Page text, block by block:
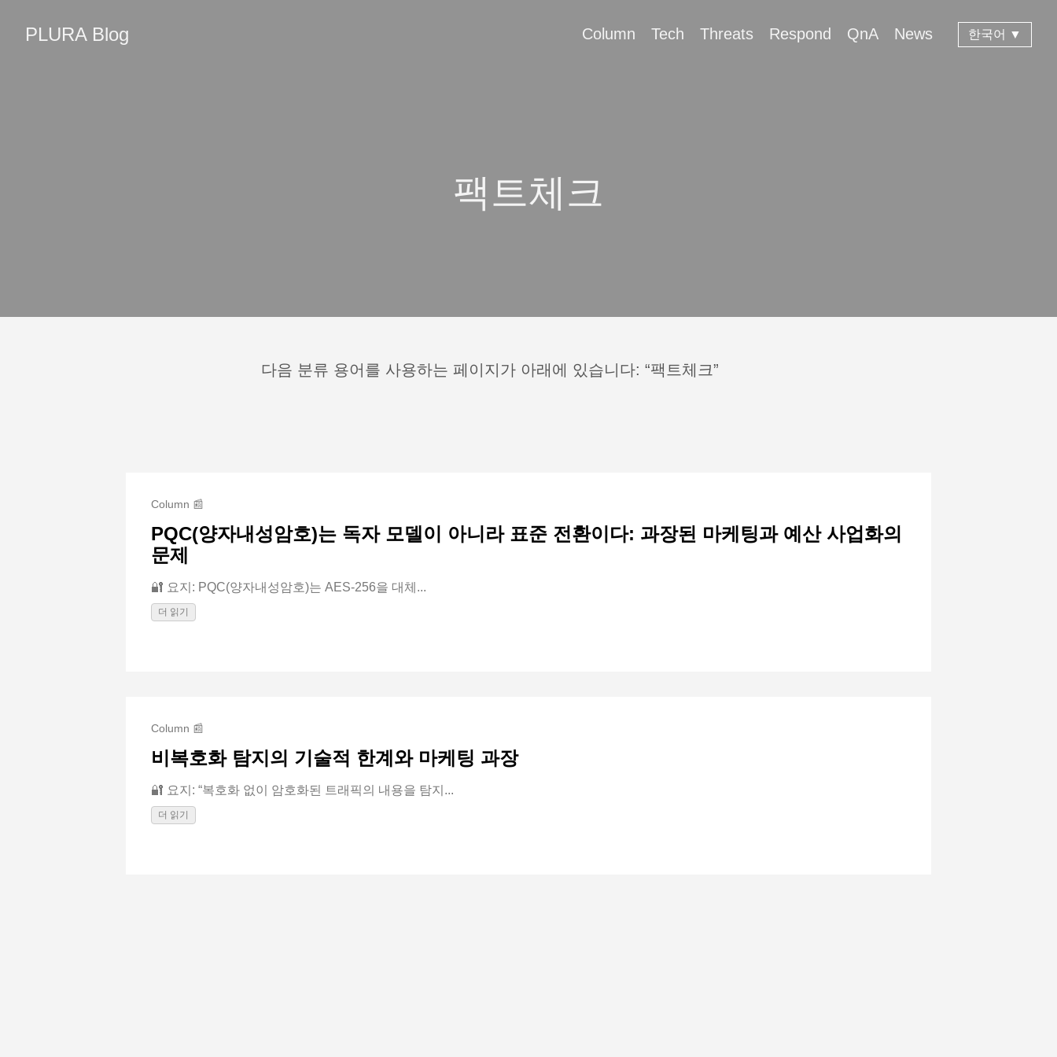
PLURA Blog Column Tech Threats Respond QnA News 한국어 ▼
팩트체크
다음 분류 용어를 사용하는 페이지가 아래에 있습니다: “팩트체크”
Column 📰
PQC(양자내성암호)는 독자 모델이 아니라 표준 전환이다: 과장된 마케팅과 예산 사업화의
문제
🔐 요지: PQC(양자내성암호)는 AES-256을 대체...
더 읽기
Column 📰
비복호화 탐지의 기술적 한계와 마케팅 과장
🔐 요지: “복호화 없이 암호화된 트래픽의 내용을 탐지...
더 읽기